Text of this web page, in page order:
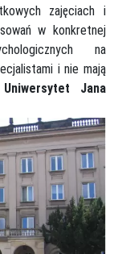
zajęciach i
w konkretnej
na
i nie mają
Uniwersytet Jana